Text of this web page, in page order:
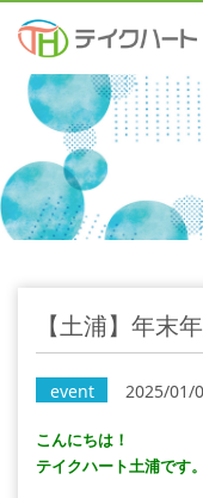
【土浦】年末
event 2025/01/
こんにちは！
テイクハート土浦です。